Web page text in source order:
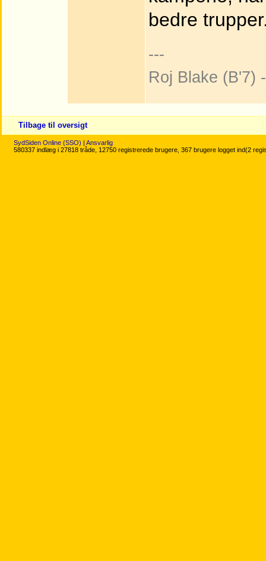
bedre
---
Roj Blake
Tilbage til oversigt
SydSiden Online (SSO) | Ansvarlig
580337 indlæg i 27818 tråde, 12750 registrerede brugere, 367 brugere logget ind(2